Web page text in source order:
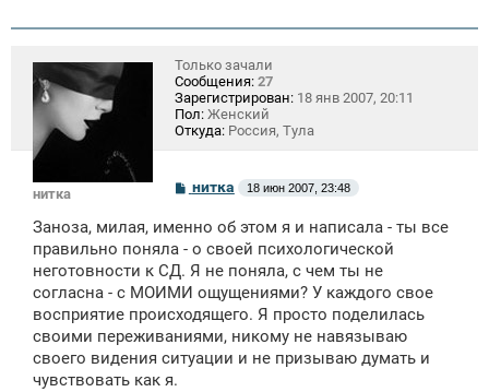
нитка
Только зачали
Сообщения: 27
Зарегистрирован: 18 янв 2007, 20:11
Пол: Женский
Откуда: Россия, Тула
С
б
щ
е
н
и
нитка 18 июн 2007, 23:48
Заноза, милая, именно об этом я и написала - ты все
правильно поняла - о своей психологической
неготовности к СД. Я не поняла, с чем ты не
согласна - с МОИМИ ощущениями? У каждого свое
восприятие происходящего. Я просто поделилась
своими переживаниями, никому не навязываю
своего видения ситуации и не призываю думать и
чувствовать как я.